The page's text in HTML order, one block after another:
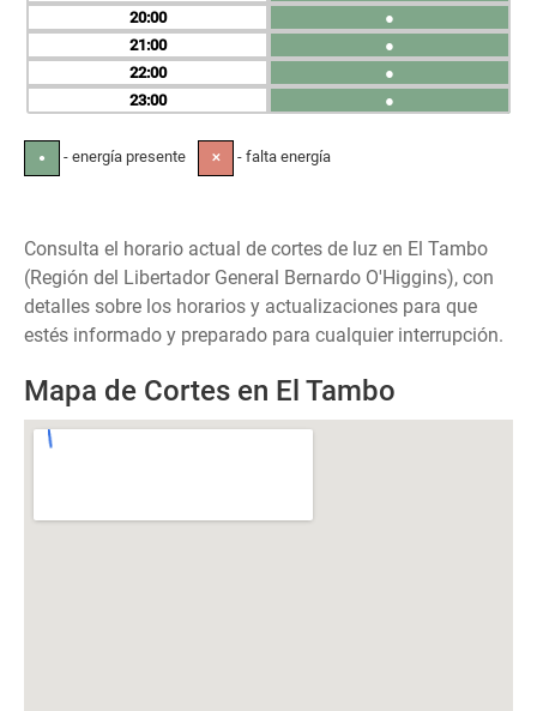
20
21
22
23
●
●
●
●
● - energía presente ✕ - falta energía
Consulta el horario actual de cortes de luz en El Tambo
(Región del Libertador General Bernardo O'Higgins), con
detalles sobre los horarios y actualizaciones para que
estés informado y preparado para cualquier interrupción.
Mapa de Cortes en El Tambo